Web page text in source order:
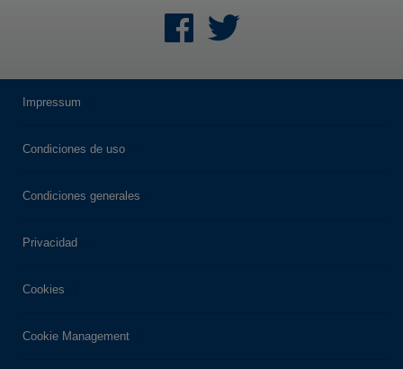
Impressum
Condiciones de uso
Condiciones generales
Privacidad
Cookies
Cookie Management